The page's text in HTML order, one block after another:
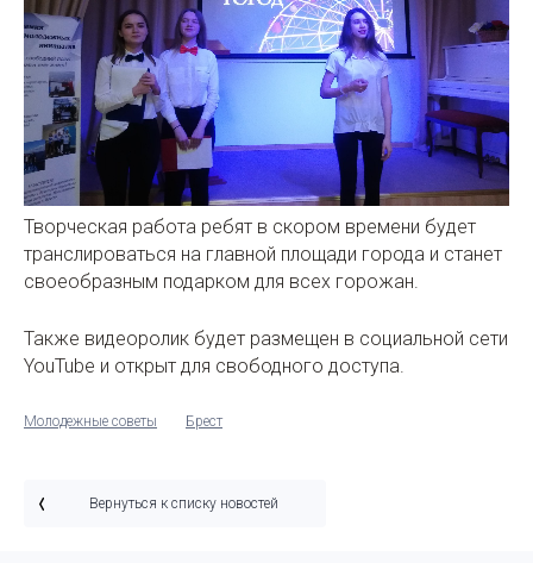
Творческая работа ребят в скором времени будет
транслироваться на главной площади города и станет
своеобразным подарком для всех горожан.
Также видеоролик будет размещен в социальной сети
YouTube и открыт для свободного доступа.
Молодежные советы Брест
Вернуться к списку новостей